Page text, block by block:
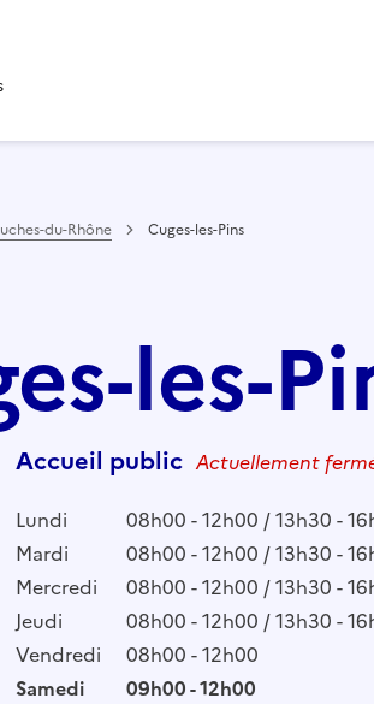
du-Rhône Cuges-les-Pins
les-
Accueil public Actuellement
Lundi
08h00 - 12h00 / 13h30 -
Mardi
08h00 - 12h00 / 13h30 -
Mercredi
08h00 - 12h00 / 13h30 -
Jeudi
08h00 - 12h00 / 13h30 -
Vendredi
08h00 - 12h00
Samedi
09h00 - 12h00